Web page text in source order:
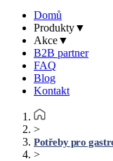
Domů
Produkty▼
Akce▼
B2B partner
FAQ
Blog
Kontakt
>
Potřeby pro
>